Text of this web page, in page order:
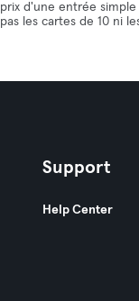
prix d'une entrée simple
pas les cartes de 10 ni
Support
Help Center